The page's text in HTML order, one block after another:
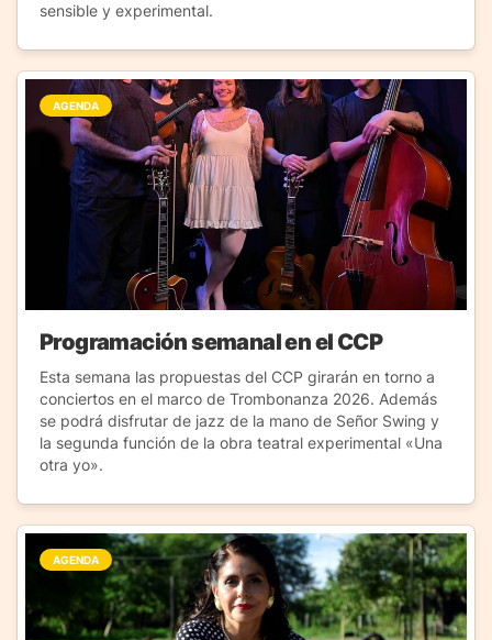
sensible y experimental.
AGENDA
Programación semanal en el CCP
Esta semana las propuestas del CCP girarán en torno a
conciertos en el marco de Trombonanza 2026. Además
se podrá disfrutar de jazz de la mano de Señor Swing y
la segunda función de la obra teatral experimental «Una
otra yo».
AGENDA